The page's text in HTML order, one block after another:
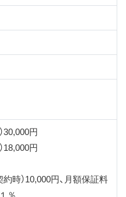
30,000円
18,000円
時）10,000円、月額保証料